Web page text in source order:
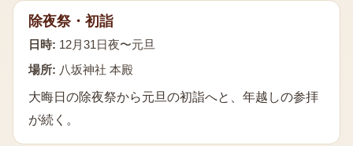
除夜祭・初詣
日時: 12月31日夜〜元旦
場所: 八坂神社 本殿
大晦日の除夜祭から元旦の初詣へと、年越しの参拝
が続く。